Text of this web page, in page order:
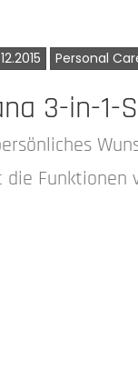
Personal
3-in-
Funktionen